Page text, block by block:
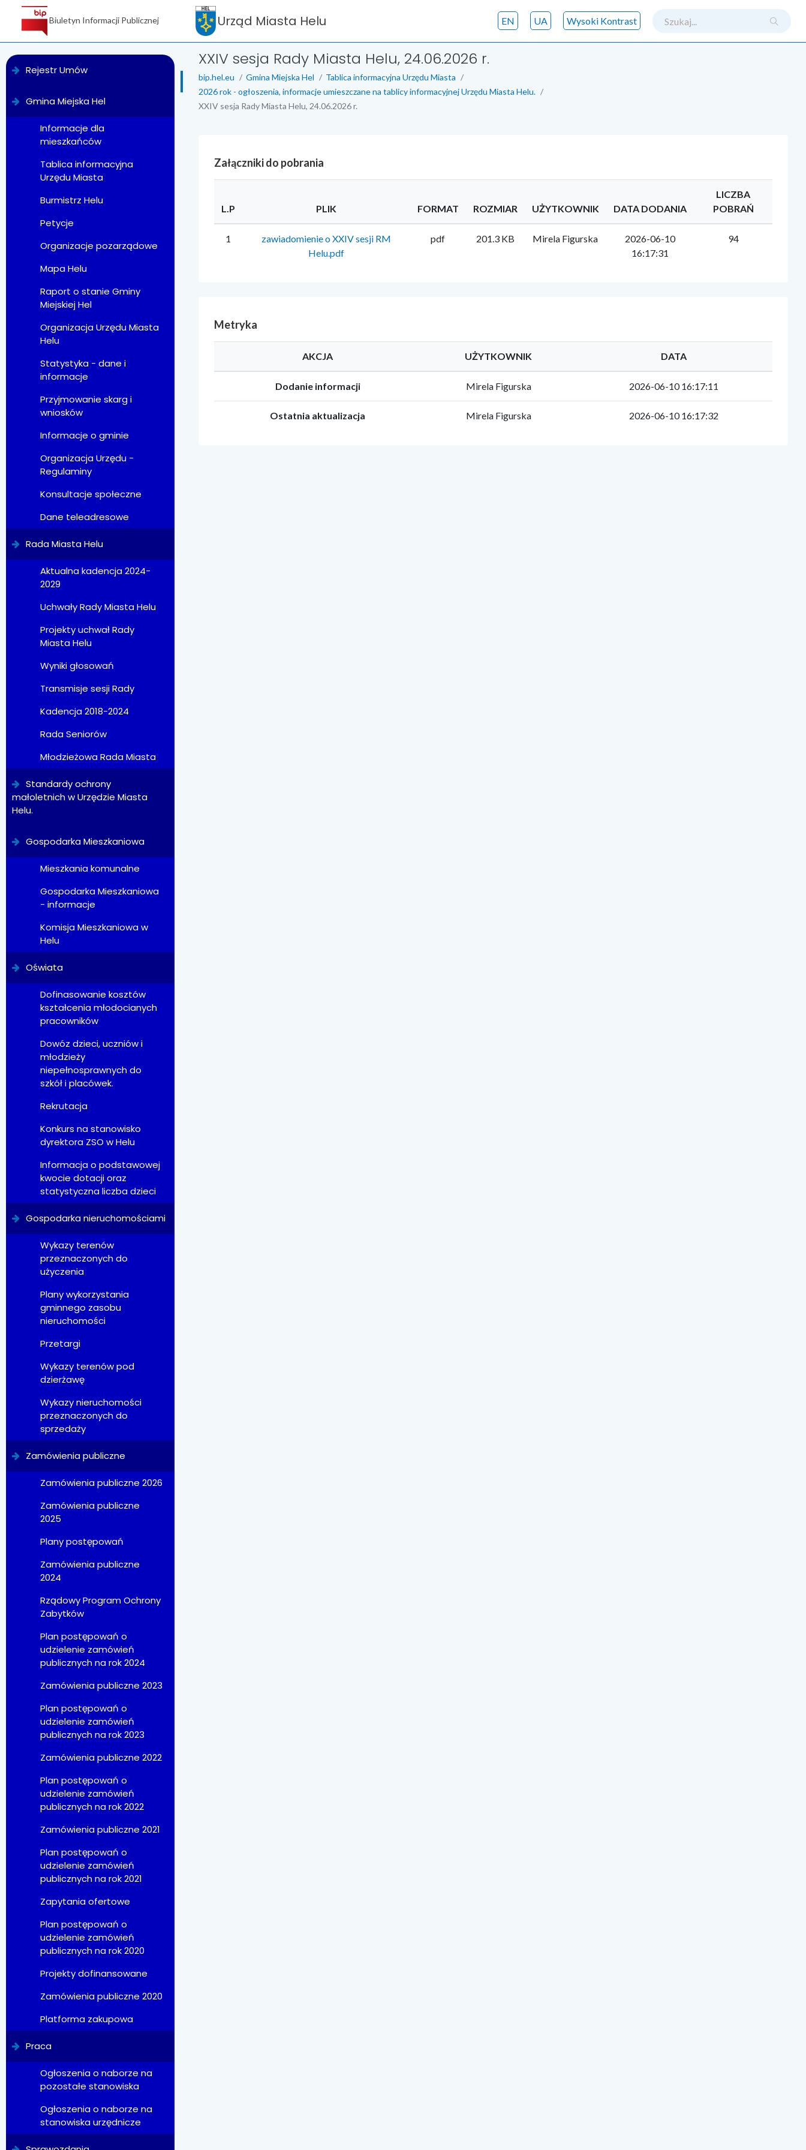
Biuletyn Informacji Publicznej
Rejestr Umów
Gmina Miejska Hel
Informacje dla
mieszkańców
Tablica informacyjna
Urzędu Miasta
Burmistrz Helu
Petycje
Organizacje pozarządowe
Mapa Helu
Raport o stanie Gminy
Miejskiej Hel
Organizacja Urzędu Miasta
Helu
Statystyka - dane i
informacje
Przyjmowanie skarg i
wniosków
Informacje o gminie
Organizacja Urzędu -
Regulaminy
Konsultacje społeczne
Dane teleadresowe
Rada Miasta Helu
Aktualna kadencja 2024-
2029
Uchwały Rady Miasta Helu
Projekty uchwał Rady
Miasta Helu
Wyniki głosowań
Transmisje sesji Rady
Kadencja 2018-2024
Rada Seniorów
Młodzieżowa Rada Miasta
Standardy ochrony
małoletnich w Urzędzie Miasta
Helu.
Gospodarka Mieszkaniowa
Mieszkania komunalne
Gospodarka Mieszkaniowa
- informacje
Komisja Mieszkaniowa w
Helu
Oświata
Dofinasowanie kosztów
kształcenia młodocianych
pracowników
Dowóz dzieci, uczniów i
młodzieży
niepełnosprawnych do
szkół i placówek.
Rekrutacja
Konkurs na stanowisko
dyrektora ZSO w Helu
Informacja o podstawowej
kwocie dotacji oraz
statystyczna liczba dzieci
Gospodarka nieruchomościami
Wykazy terenów
przeznaczonych do
użyczenia
Plany wykorzystania
gminnego zasobu
nieruchomości
Przetargi
Wykazy terenów pod
dzierżawę
Wykazy nieruchomości
przeznaczonych do
sprzedaży
Zamówienia publiczne
Zamówienia publiczne 2026
Zamówienia publiczne
2025
Plany postępowań
Zamówienia publiczne
2024
Rządowy Program Ochrony
Zabytków
Plan postępowań o
udzielenie zamówień
publicznych na rok 2024
Zamówienia publiczne 2023
Plan postępowań o
udzielenie zamówień
publicznych na rok 2023
Zamówienia publiczne 2022
Plan postępowań o
udzielenie zamówień
publicznych na rok 2022
Zamówienia publiczne 2021
Plan postępowań o
udzielenie zamówień
publicznych na rok 2021
Zapytania ofertowe
Plan postępowań o
udzielenie zamówień
publicznych na rok 2020
Projekty dofinansowane
Zamówienia publiczne 2020
Platforma zakupowa
Praca
Ogłoszenia o naborze na
pozostałe stanowiska
Ogłoszenia o naborze na
stanowiska urzędnicze
Urząd Miasta Helu Wysoki Kontrast
UA
EN
XXIV sesja Rady Miasta Helu, 24.06.2026 r.
bip.hel.eu Gmina Miejska Hel
Tablica informacyjna Urzędu Miasta
2026 rok - ogłoszenia, informacje umieszczane na tablicy informacyjnej Urzędu Miasta Helu.
XXIV sesja Rady Miasta Helu, 24.06.2026 r.
Załączniki do pobrania
L.P PLIK FORMAT ROZMIAR UŻYTKOWNIK DATA DODANIA
LICZBA
POBRAŃ
1
zawiadomienie o XXIV sesji RM
Helu.pdf
pdf 201.3 KB Mirela Figurska
2026-06-10
16:17:31
94
Metryka
AKCJA UŻYTKOWNIK DATA
Dodanie informacji Mirela Figurska 2026-06-10 16:17:11
Ostatnia aktualizacja Mirela Figurska 2026-06-10 16:17:32